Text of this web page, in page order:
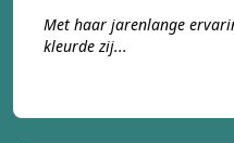
Met haar jarenlange
kleurde zij...